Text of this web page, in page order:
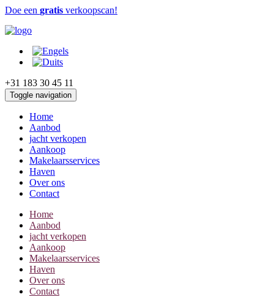
Doe een gratis verkoopscan!
+31 183 30 45 11
Toggle navigation
Home
Aanbod
jacht verkopen
Aankoop
Makelaarsservices
Haven
Over ons
Contact
Home
Aanbod
jacht verkopen
Aankoop
Makelaarsservices
Haven
Over ons
Contact